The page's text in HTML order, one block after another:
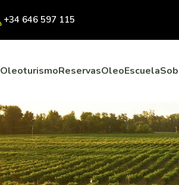
+34 646 597 115
OleoturismoReservasOleoEscuela